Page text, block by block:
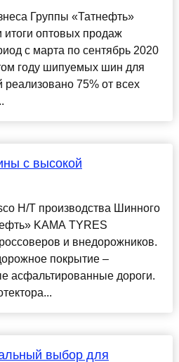
Группы «Татнефть»
итоги оптовых продаж
с марта по сентябрь 2020
году шипуемых шин для
реализовано 75% от всех
с высокой
H/T производства Шинного
KAMA TYRES
и внедорожников.
покрытие –
асфальтированные дороги.
выбор для